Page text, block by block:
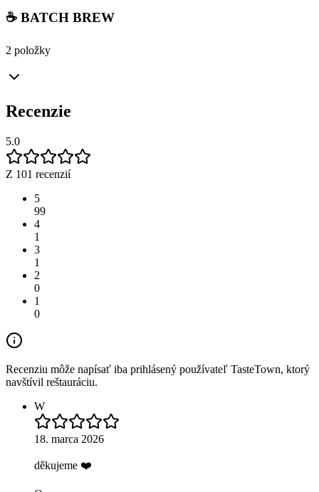
☕ BATCH BREW
2 položky
Recenzie
5.0
Z 101 recenzií
5
99
4
1
3
1
2
0
1
0
Recenziu môže napísať iba prihlásený používateľ TasteTown, ktorý
navštívil reštauráciu.
W
18. marca 2026
děkujeme ❤️